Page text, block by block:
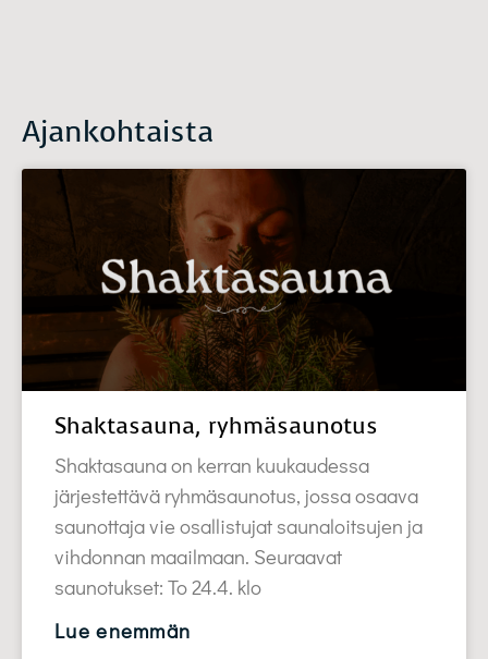
Ajankohtaista
Shaktasauna, ryhmäsaunotus
Shaktasauna on kerran kuukaudessa
järjestettävä ryhmäsaunotus, jossa osaava
saunottaja vie osallistujat saunaloitsujen ja
vihdonnan maailmaan. Seuraavat
saunotukset: To 24.4. klo
Lue enemmän